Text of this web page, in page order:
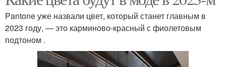
Pantone уже назвали цвет, который станет главным в
2023 году, — это карминово-красный с фиолетовым
подтоном .